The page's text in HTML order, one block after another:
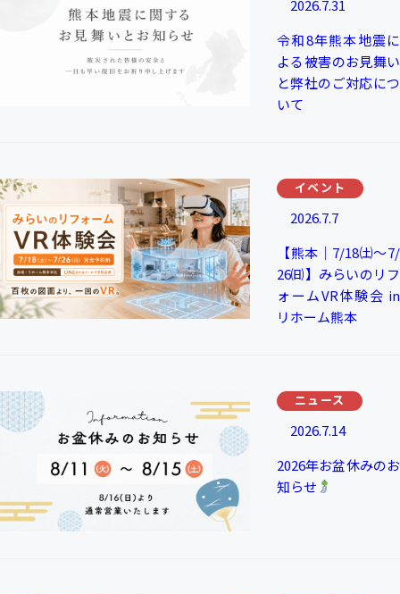
2026.7.31
令和8年熊本地震に
よる被害のお見舞い
と弊社のご対応につ
いて
イベント
2026.7.7
【熊本｜7/18㈯～7/
26㈰】みらいのリフ
ォームVR体験会 in
リホーム熊本
ニュース
2026.7.14
2026年お盆休みのお
知らせ